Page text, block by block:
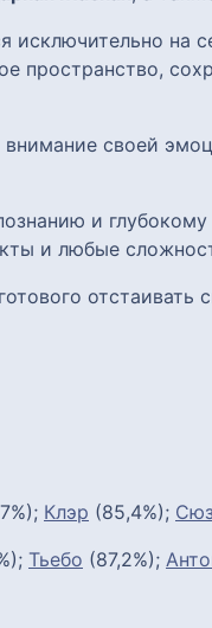
на
пространство,
своей
и
и любые
отстаивать
Клэр (85,4%);
Тьебо (87,2%);